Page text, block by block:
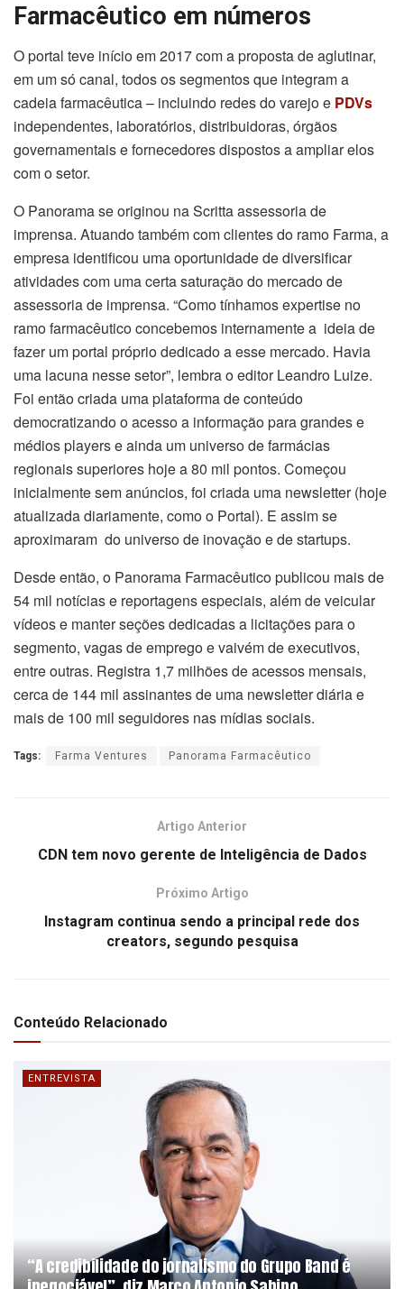
Farmacêutico em números
O portal teve início em 2017 com a proposta de aglutinar,
em um só canal, todos os segmentos que integram a
cadeia farmacêutica – incluindo redes do varejo e PDVs
independentes, laboratórios, distribuidoras, órgãos
governamentais e fornecedores dispostos a ampliar elos
com o setor.
O Panorama se originou na Scritta assessoria de
imprensa. Atuando também com clientes do ramo Farma, a
empresa identificou uma oportunidade de diversificar
atividades com uma certa saturação do mercado de
assessoria de imprensa. “Como tínhamos expertise no
ramo farmacêutico concebemos internamente a ideia de
fazer um portal próprio dedicado a esse mercado. Havia
uma lacuna nesse setor”, lembra o editor Leandro Luize.
Foi então criada uma plataforma de conteúdo
democratizando o acesso a informação para grandes e
médios players e ainda um universo de farmácias
regionais superiores hoje a 80 mil pontos. Começou
inicialmente sem anúncios, foi criada uma newsletter (hoje
atualizada diariamente, como o Portal). E assim se
aproximaram do universo de inovação e de startups.
Desde então, o Panorama Farmacêutico publicou mais de
54 mil notícias e reportagens especiais, além de veicular
vídeos e manter seções dedicadas a licitações para o
segmento, vagas de emprego e vaivém de executivos,
entre outras. Registra 1,7 milhões de acessos mensais,
cerca de 144 mil assinantes de uma newsletter diária e
mais de 100 mil seguidores nas mídias sociais.
Tags: Farma Ventures Panorama Farmacêutico
Artigo Anterior
CDN tem novo gerente de Inteligência de Dados
Próximo Artigo
Instagram continua sendo a principal rede dos
creators, segundo pesquisa
Conteúdo Relacionado
ENTREVISTA
“A credibilidade do jornalismo do Grupo Band é